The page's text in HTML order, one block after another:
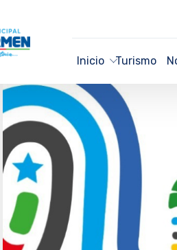
Inicio Turismo